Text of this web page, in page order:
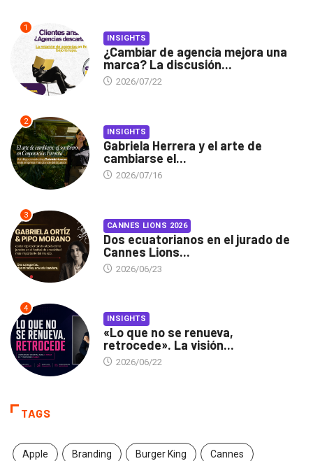
1
INSIGHTS
¿Cambiar de agencia mejora una
marca? La discusión...
2026/07/22
2
INSIGHTS
Gabriela Herrera y el arte de
cambiarse el...
2026/07/16
3
CANNES LIONS 2026
Dos ecuatorianos en el jurado de
Cannes Lions...
2026/06/23
4
INSIGHTS
«Lo que no se renueva,
retrocede». La visión...
2026/06/22
TAGS
Apple Branding Burger King Cannes